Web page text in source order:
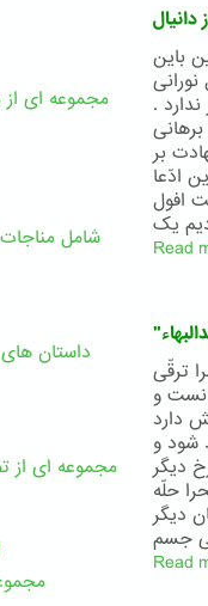
باين
.
بر
ادّعا
افول
Read
ترقّی
و
دارد
شود و
ديگر
حلّه
ديگر
Read
مجموعه ای
شامل
داستان
مجموعه ای از